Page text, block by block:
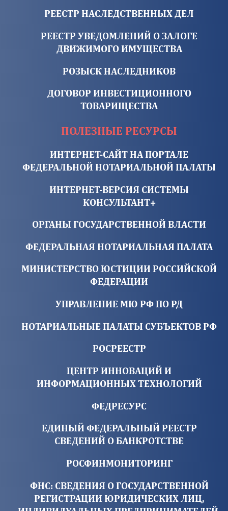
РЕЕСТР НАСЛЕДСТВЕННЫХ ДЕЛ
РЕЕСТР УВЕДОМЛЕНИЙ О ЗАЛОГЕ
ДВИЖИМОГО ИМУЩЕСТВА
РОЗЫСК НАСЛЕДНИКОВ
ДОГОВОР ИНВЕСТИЦИОННОГО
ТОВАРИЩЕСТВА
ПОЛЕЗНЫЕ РЕСУРСЫ
ИНТЕРНЕТ-САЙТ НА ПОРТАЛЕ
ФЕДЕРАЛЬНОЙ НОТАРИАЛЬНОЙ ПАЛАТЫ
ИНТЕРНЕТ-ВЕРСИЯ СИСТЕМЫ
КОНСУЛЬТАНТ+
ОРГАНЫ ГОСУДАРСТВЕННОЙ ВЛАСТИ
ФЕДЕРАЛЬНАЯ НОТАРИАЛЬНАЯ ПАЛАТА
МИНИСТЕРСТВО ЮСТИЦИИ РОССИЙСКОЙ
ФЕДЕРАЦИИ
УПРАВЛЕНИЕ МЮ РФ ПО РД
НОТАРИАЛЬНЫЕ ПАЛАТЫ СУБЪЕКТОВ РФ
РОСРЕЕСТР
ЦЕНТР ИННОВАЦИЙ И
ИНФОРМАЦИОННЫХ ТЕХНОЛОГИЙ
ФЕДРЕСУРС
ЕДИНЫЙ ФЕДЕРАЛЬНЫЙ РЕЕСТР
СВЕДЕНИЙ О БАНКРОТСТВЕ
РОСФИНМОНИТОРИНГ
ФНС: СВЕДЕНИЯ О ГОСУДАРСТВЕННОЙ
РЕГИСТРАЦИИ ЮРИДИЧЕСКИХ ЛИЦ,